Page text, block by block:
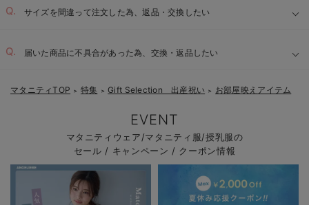
サイズを間違って注文した為、返品・交換したい
届いた商品に不具合があった為、交換・返品したい
マタニティTOP ＞ 特集 ＞ Gift Selection 出産祝い ＞ お部屋映えアイテム
EVENT
マタニティウェア/マタニティ服/授乳服の
セール / キャンペーン / クーポン情報